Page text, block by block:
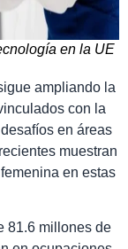
en la UE
ampliando la
con la
en áreas
muestran
en estas
81.6 millones de